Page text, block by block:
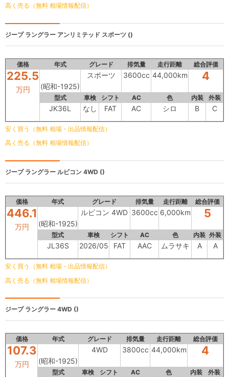
高く売る（無料 相場情報配信）
ジープ ラングラー アンリミテッド スポーツ ()
価格 年式 グレード 排気量 走行距離 総合評価
225.5
万円 (昭和-1925)
スポーツ 3600cc 44,000km 4
型式 車検 シフト AC 色 内装 外装
JK36L なし FAT AC シロ B C
安く買う（無料 相場・出品情報配信）
高く売る（無料 相場情報配信）
ジープ ラングラー ルビコン 4WD ()
価格 年式 グレード 排気量 走行距離 総合評価
446.1
万円 (昭和-1925)
ルビコン 4WD 3600cc 6,000km 5
型式 車検 シフト AC 色 内装 外装
JL36S 2026/05 FAT AAC ムラサキ A A
安く買う（無料 相場・出品情報配信）
高く売る（無料 相場情報配信）
ジープ ラングラー 4WD ()
価格 年式 グレード 排気量 走行距離 総合評価
107.3
万円 (昭和-1925)
4WD 3800cc 44,000km 4
型式 車検 シフト AC 色 内装 外装